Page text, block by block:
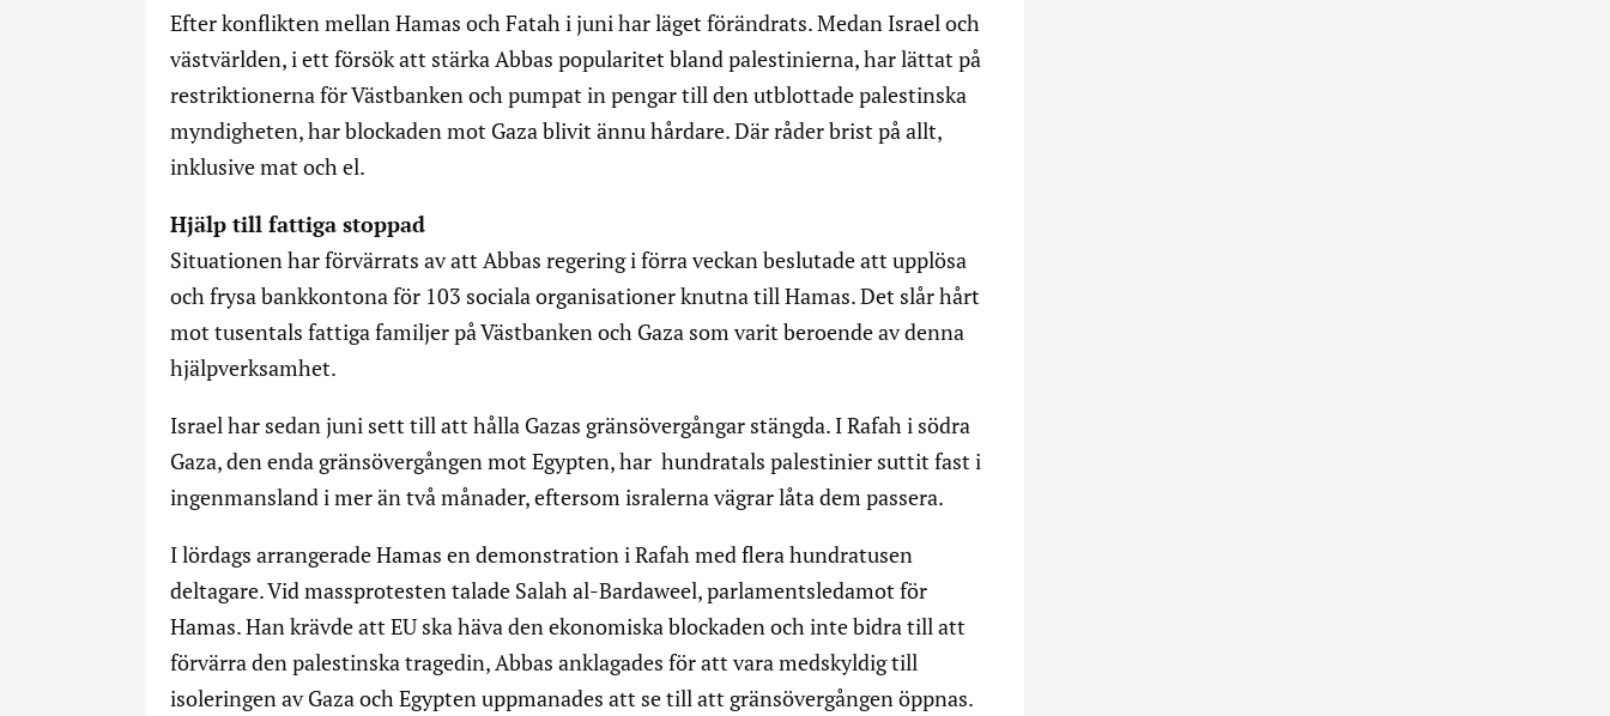
Efter konflikten mellan Hamas och Fatah i juni har läget förändrats. Medan Israel och
västvärlden, i ett försök att stärka Abbas popularitet bland palestinierna, har lättat på
restriktionerna för Västbanken och pumpat in pengar till den utblottade palestinska
myndigheten, har blockaden mot Gaza blivit ännu hårdare. Där råder brist på allt,
inklusive mat och el.
Hjälp till fattiga stoppad
Situationen har förvärrats av att Abbas regering i förra veckan beslutade att upplösa
och frysa bankkontona för 103 sociala organisationer knutna till Hamas. Det slår hårt
mot tusentals fattiga familjer på Västbanken och Gaza som varit beroende av denna
hjälpverksamhet.
Israel har sedan juni sett till att hålla Gazas gränsövergångar stängda. I Rafah i södra
Gaza, den enda gränsövergången mot Egypten, har hundratals palestinier suttit fast i
ingenmansland i mer än två månader, eftersom isralerna vägrar låta dem passera.
I lördags arrangerade Hamas en demonstration i Rafah med flera hundratusen
deltagare. Vid massprotesten talade Salah al-Bardaweel, parlamentsledamot för
Hamas. Han krävde att EU ska häva den ekonomiska blockaden och inte bidra till att
förvärra den palestinska tragedin, Abbas anklagades för att vara medskyldig till
isoleringen av Gaza och Egypten uppmanades att se till att gränsövergången öppnas.